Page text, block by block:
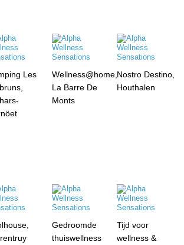
Les
Wellness@home,
La Barre De
Monts
Nostro Destino,
Houthalen
Gedroomde
thuiswellness
Tijd voor
wellness &